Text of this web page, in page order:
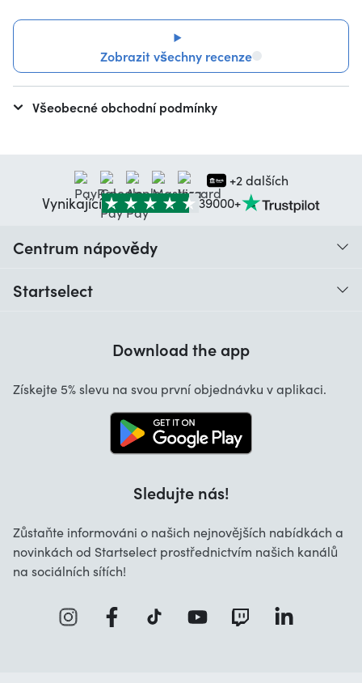
Zobrazit všechny recenze
Všeobecné obchodní podmínky
+2 dalších
Vynikající 39000+
Centrum nápovědy
Startselect
Download the app
Získejte 5% slevu na svou první objednávku v aplikaci.
Sledujte nás!
Zůstaňte informováni o našich nejnovějších nabídkách a
novinkách od Startselect prostřednictvím našich kanálů
na sociálních sítích!